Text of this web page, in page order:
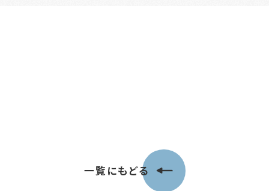
一覧にもどる